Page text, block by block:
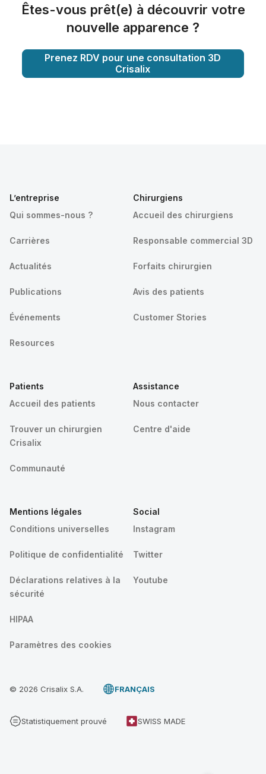
Êtes-vous prêt(e) à découvrir votre
nouvelle apparence ?
Prenez RDV pour une consultation 3D
Crisalix
L’entreprise
Qui sommes-nous ?
Carrières
Actualités
Publications
Événements
Resources
Chirurgiens
Accueil des chirurgiens
Responsable commercial 3D
Forfaits chirurgien
Avis des patients
Customer Stories
Patients
Accueil des patients
Trouver un chirurgien
Crisalix
Communauté
Assistance
Nous contacter
Centre d'aide
Mentions légales
Conditions universelles
Politique de confidentialité
Déclarations relatives à la
sécurité
HIPAA
Paramètres des cookies
Social
Instagram
Twitter
Youtube
© 2026 Crisalix S.A. FRANÇAIS
Statistiquement prouvé SWISS MADE